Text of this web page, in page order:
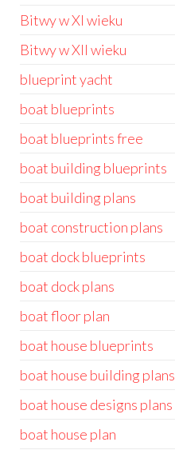
Bitwy w XI wieku
Bitwy w XII wieku
blueprint yacht
boat blueprints
boat blueprints free
boat building blueprints
boat building plans
boat construction plans
boat dock blueprints
boat dock plans
boat floor plan
boat house blueprints
boat house building plans
boat house designs plans
boat house plan